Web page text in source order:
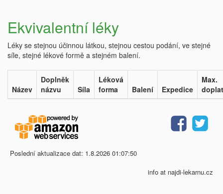
Ekvivalentní léky
Léky se stejnou účinnou látkou, stejnou cestou podání, ve stejné
síle, stejné lékové formě a stejném balení.
Název
Doplněk
názvu
Síla
Léková
forma
Balení Expedice
Max.
Poslední aktualizace dat: 1.8.2026 01:07:50
info at najdi-lekarnu.cz